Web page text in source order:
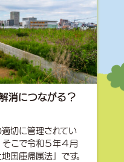
消につながる？
切に管理されてい
こで令和５年４月
国庫帰属法」です。